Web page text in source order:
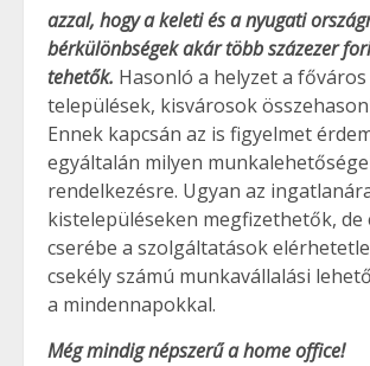
azzal, hogy a keleti és a nyugati
bérkülönbségek akár több százezer
tehetők. Hasonló a helyzet a főváros
települések, kisvárosok
Ennek kapcsán az is figyelmet
egyáltalán milyen
rendelkezésre. Ugyan az
kistelepüléseken megfizethetők, de
cserébe a szolgáltatások
csekély számú munkavállalási
a mindennapokkal.
Még mindig népszerű a home office!